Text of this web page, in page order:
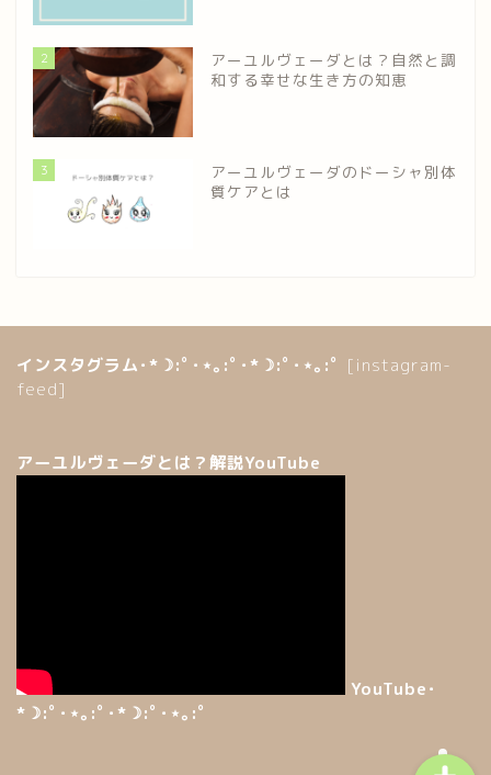
2
アーユルヴェーダとは？自然と調
和する幸せな生き方の知恵
3
アーユルヴェーダのドーシャ別体
質ケアとは
インスタグラム･*☽:ﾟ･⋆｡:ﾟ･*☽:ﾟ･⋆｡:ﾟ [instagram-
feed]
アーユルヴェーダとは？解説YouTube
YouTube･
*☽:ﾟ･⋆｡:ﾟ･*☽:ﾟ･⋆｡:ﾟ
ホーム